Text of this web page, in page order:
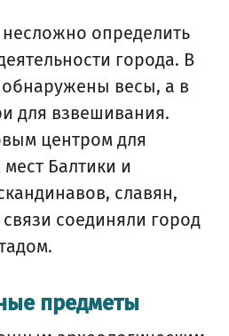
определить
города. В
весы, а в
для взвешивания.
центром для
Балтики и
славян,
соединяли город
предметы